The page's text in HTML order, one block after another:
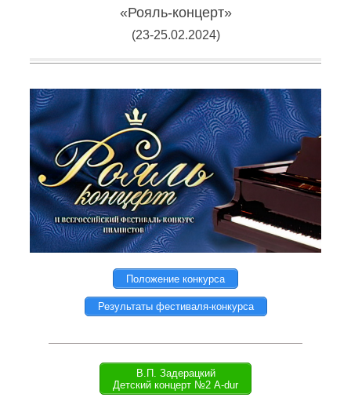
«Рояль-концерт»
(23-25.02.2024)
Положение конкурса
Результаты фестиваля-конкурса
В.П. Задерацкий
Детский концерт №2 A-dur